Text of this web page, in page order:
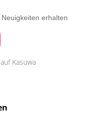
erhalten